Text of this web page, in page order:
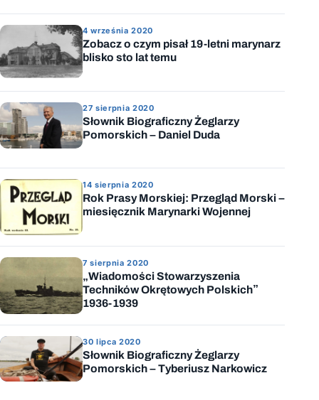
4 września 2020
Zobacz o czym pisał 19-letni marynarz
blisko sto lat temu
27 sierpnia 2020
Słownik Biograficzny Żeglarzy
Pomorskich – Daniel Duda
14 sierpnia 2020
Rok Prasy Morskiej: Przegląd Morski –
miesięcznik Marynarki Wojennej
7 sierpnia 2020
„Wiadomości Stowarzyszenia
Techników Okrętowych Polskich”
1936-1939
30 lipca 2020
Słownik Biograficzny Żeglarzy
Pomorskich – Tyberiusz Narkowicz